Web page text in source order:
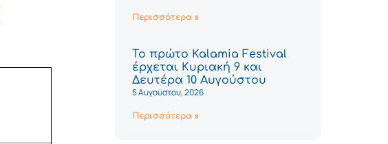
Περισσότερα »
Το πρώτο Kalamia Festival
έρχεται Κυριακή 9 και
Δευτέρα 10 Αυγούστου
5 Αυγούστου, 2026
Περισσότερα »